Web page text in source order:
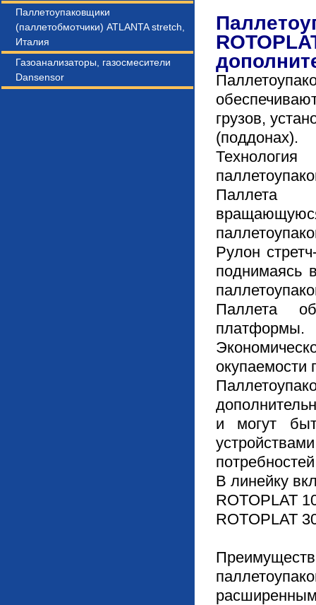
Паллетоупаковщики
(паллетобмотчики) ATLANTA stretch,
Италия
Газоанализаторы, газосмесители
Dansensor
грузов,
(поддонах).
Паллета
Рулон
поднимаясь
Паллета
платформы.
окупаемости
и могут
В линейку
ROTOPLAT
ROTOPLAT